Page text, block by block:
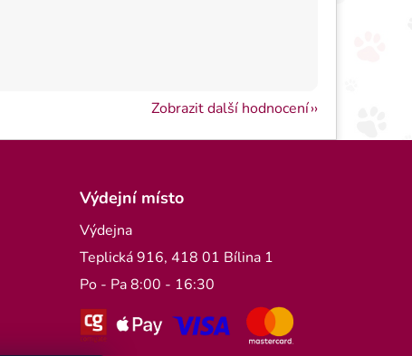
Zobrazit další hodnocení
Výdejní místo
Výdejna
Teplická 916, 418 01 Bílina 1
Po - Pa 8:00 - 16:30